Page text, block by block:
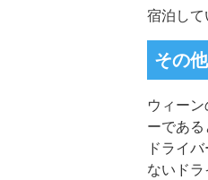
宿泊して
その
ウィー
ーである
ドライ
ないドラ